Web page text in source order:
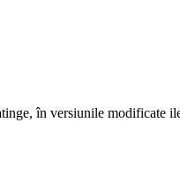
în versiunile modificate